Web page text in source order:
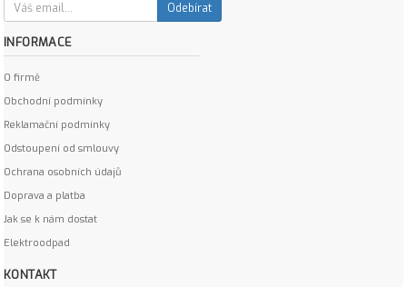
Odebírat
INFORMACE
O firmě
Obchodní podmínky
Reklamační podmínky
Odstoupení od smlouvy
Ochrana osobních údajů
Doprava a platba
Jak se k nám dostat
Elektroodpad
KONTAKT